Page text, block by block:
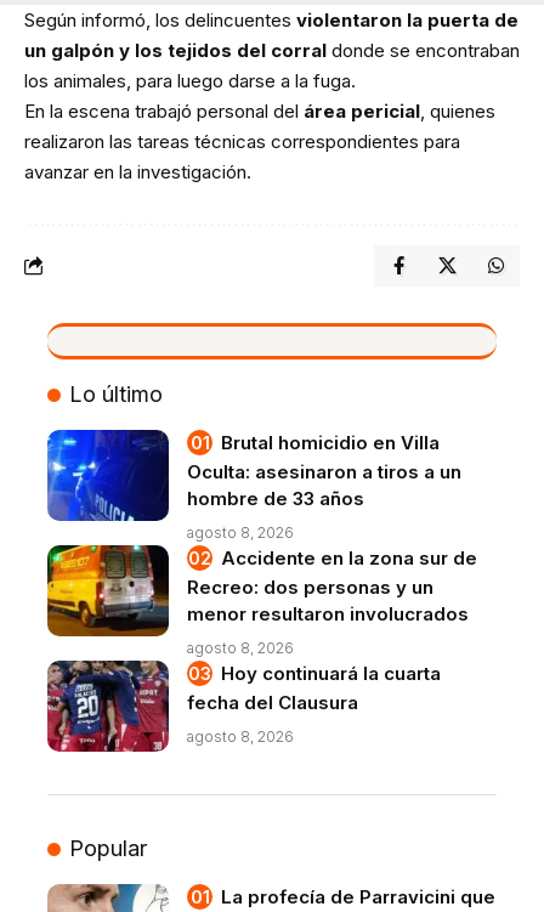
Según informó, los delincuentes violentaron la puerta de
un galpón y los tejidos del corral donde se encontraban
los animales, para luego darse a la fuga.
En la escena trabajó personal del área pericial, quienes
realizaron las tareas técnicas correspondientes para
avanzar en la investigación.
VIVO
Lo último
Brutal homicidio en Villa
Oculta: asesinaron a tiros a un
hombre de 33 años
agosto 8, 2026
Accidente en la zona sur de
Recreo: dos personas y un
menor resultaron involucrados
agosto 8, 2026
Hoy continuará la cuarta
fecha del Clausura
agosto 8, 2026
Popular
La profecía de Parravicini que